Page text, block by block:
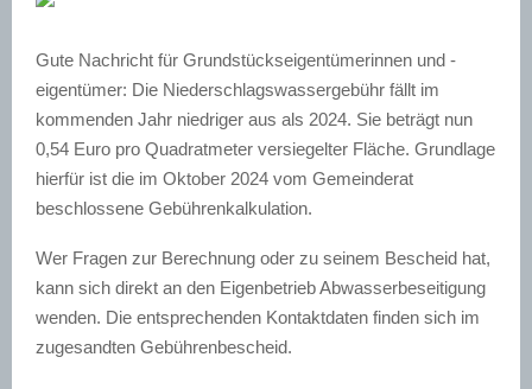
Gute Nachricht für Grundstückseigentümerinnen und -
eigentümer: Die Niederschlagswassergebühr fällt im
kommenden Jahr niedriger aus als 2024. Sie beträgt nun
0,54 Euro pro Quadratmeter versiegelter Fläche. Grundlage
hierfür ist die im Oktober 2024 vom Gemeinderat
beschlossene Gebührenkalkulation.
Wer Fragen zur Berechnung oder zu seinem Bescheid hat,
kann sich direkt an den Eigenbetrieb Abwasserbeseitigung
wenden. Die entsprechenden Kontaktdaten finden sich im
zugesandten Gebührenbescheid.